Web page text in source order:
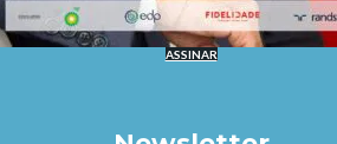
ASSINAR